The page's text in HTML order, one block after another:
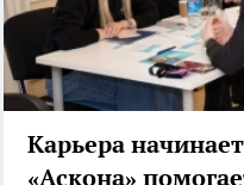
Карьера
«Аскона»